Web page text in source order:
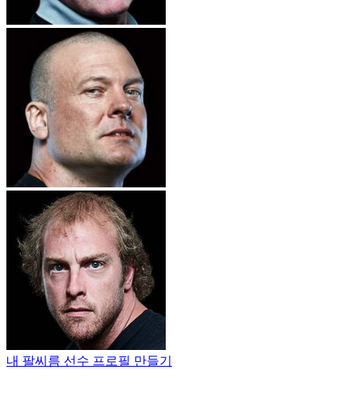
내 팔씨름 선수 프로필 만들기